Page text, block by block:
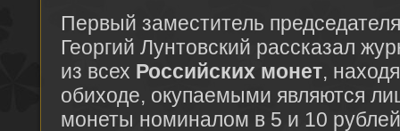
Первый заместитель
Георгий Лунтовский рассказал
из всех Российских монет,
обиходе, окупаемыми являются
монеты номиналом в 5 и 10